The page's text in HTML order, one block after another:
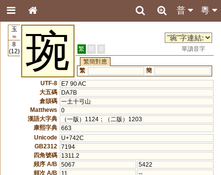
粵
普
玉
96
8
(12)
琬 繁 簡 港
單讀音字
繁簡對應
繁
簡
UTF-8
E7 90 AC
大五碼
DA7B
倉頡碼 一土十弓山
Matthews
0
漢語大字典
（一版）1124；（二版）1203
康熙字典 663
Unicode
U+742C
GB2312
7194
四角號碼
1311.2
頻序 A/B
5067
5422
頻次 A/B
11
--